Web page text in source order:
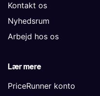
Kontakt os
Nyhedsrum
Arbejd hos os
Lær mere
PriceRunner konto